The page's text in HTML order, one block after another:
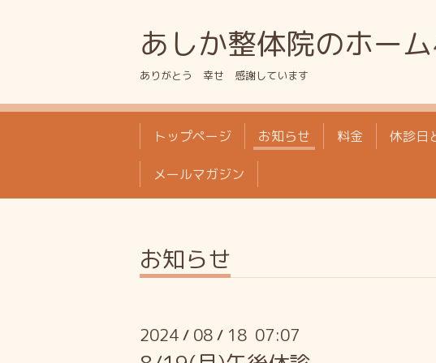
あしか整体院のホー
ありがとう 幸せ 感謝しています
トップページ お知らせ 料金 休診日
メールマガジン
お知らせ
2024 / 08 / 18 07:07